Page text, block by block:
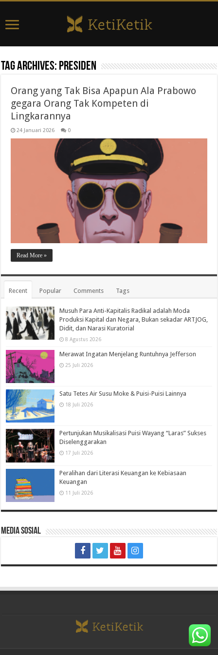
Tag Archives: presiden
Orang yang Tak Bisa Apapun Ala Prabowo
gegara Orang Tak Kompeten di
Lingkarannya
24 Januari 2026 0
Read More »
Recent Popular Comments Tags
Musuh Para Anti-Kapitalis Radikal adalah Moda
Produksi Kapital dan Negara, Bukan sekadar ARTJOG,
Didit, dan Narasi Kuratorial
8 Agustus 2026
Merawat Ingatan Menjelang Runtuhnya Jefferson
25 Juli 2026
Satu Tetes Air Susu Moke & Puisi-Puisi Lainnya
18 Juli 2026
Pertunjukan Musikalisasi Puisi Wayang “Laras” Sukses
Diselenggarakan
17 Juli 2026
Peralihan dari Literasi Keuangan ke Kebiasaan
Keuangan
11 Juli 2026
Media Sosial